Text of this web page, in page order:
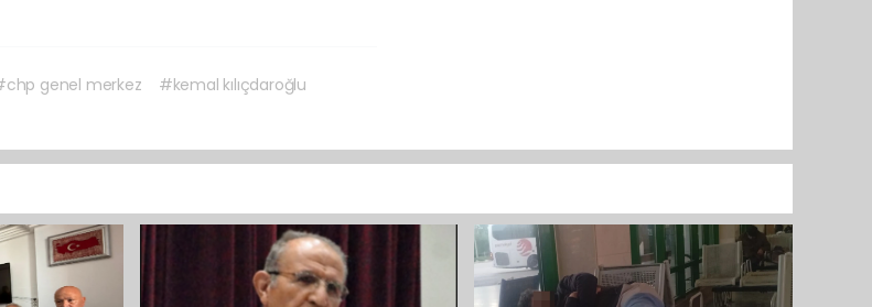
genel merkez #kemal kılıçdaroğlu